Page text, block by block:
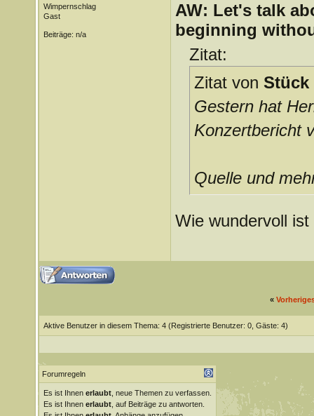
Wimpernschlag
Gast
Beiträge: n/a
AW: Let's talk
beginning
Zitat:
Zitat von Stück
Gestern hat
Konzertbericht
Quelle und
Wie wundervoll
«
Aktive Benutzer in diesem Thema: 4 (Registrierte Benutzer: 0, Gäste: 4)
Forumregeln
Es ist Ihnen erlaubt, neue Themen zu verfassen.
Es ist Ihnen erlaubt, auf Beiträge zu antworten.